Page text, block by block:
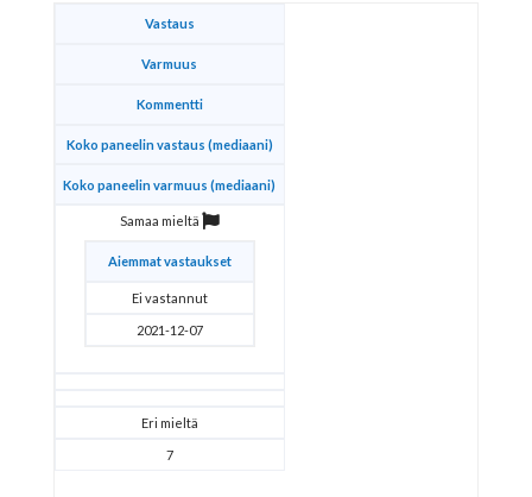
Vastaus
Varmuus
Kommentti
Koko paneelin vastaus (mediaani)
Koko paneelin varmuus (mediaani)
Samaa mieltä
Aiemmat vastaukset
Ei vastannut
2021-12-07
Eri mieltä
7